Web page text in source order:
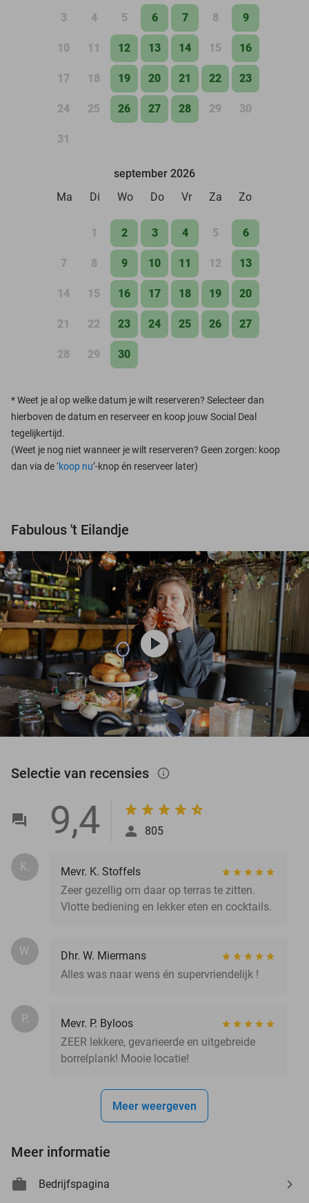
3 4 5 6 7 8 9
10 11 12 13 14 15 16
17 18 19 20 21 22 23
24 25 26 27 28 29 30
31
september 2026
Ma
Di Wo Do Vr Za Zo
1 2 3 4 5 6
7 8 9 10 11 12 13
14 15 16 17 18 19 20
21 22 23 24 25 26 27
28 29 30
*Weet je al op welke datum je wilt reserveren? Selecteer dan
hierboven de datum en reserveer en koop jouw Social Deal
tegelijkertijd.
(Weet je nog niet wanneer je wilt reserveren? Geen zorgen: koop
dan via de ‘koop nu’-knop én reserveer later)
Fabulous 't Eilandje
play_circle
Selectie van recensies info_outlined
9,4 805
K.
Mevr. K. Stoffels
Zeer gezellig om daar op terras te zitten.
Vlotte bediening en lekker eten en cocktails.
W.
Dhr. W. Miermans
Alles was naar wens én supervriendelijk !
P.
Mevr. P. Byloos
ZEER lekkere, gevarieerde en uitgebreide
borrelplank! Mooie locatie!
Meer weergeven
Meer informatie
Bedrijfspagina